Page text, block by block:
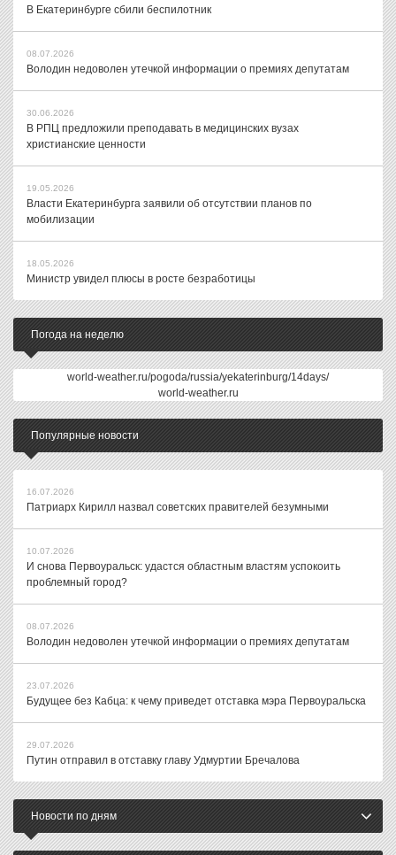
В Екатеринбурге сбили беспилотник
08.07.2026
Володин недоволен утечкой информации о премиях депутатам
30.06.2026
В РПЦ предложили преподавать в медицинских вузах
христианские ценности
19.05.2026
Власти Екатеринбурга заявили об отсутствии планов по
мобилизации
18.05.2026
Министр увидел плюсы в росте безработицы
Погода на неделю
world-weather.ru/pogoda/russia/yekaterinburg/14days/
world-weather.ru
Популярные новости
16.07.2026
Патриарх Кирилл назвал советских правителей безумными
10.07.2026
И снова Первоуральск: удастся областным властям успокоить
проблемный город?
08.07.2026
Володин недоволен утечкой информации о премиях депутатам
23.07.2026
Будущее без Кабца: к чему приведет отставка мэра Первоуральска
29.07.2026
Путин отправил в отставку главу Удмуртии Бречалова
Новости по дням